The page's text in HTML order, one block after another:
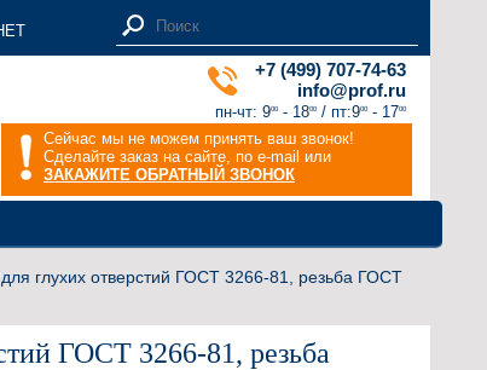
+7 (499) 707-74-63
info@prof.ru
пн-чт: 900 - 1800 / пт:900 - 1700
Сейчас мы не можем принять ваш звонок!
Сделайте заказ на сайте, по e-mail или
ЗАКАЖИТЕ ОБРАТНЫЙ ЗВОНОК
глухих отверстий ГОСТ 3266-81, резьба ГОСТ
ГОСТ 3266-81, резьба